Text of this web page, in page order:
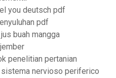
you deutsch pdf
pdf
buah mangga
penelitian pertanian
nervioso periferico